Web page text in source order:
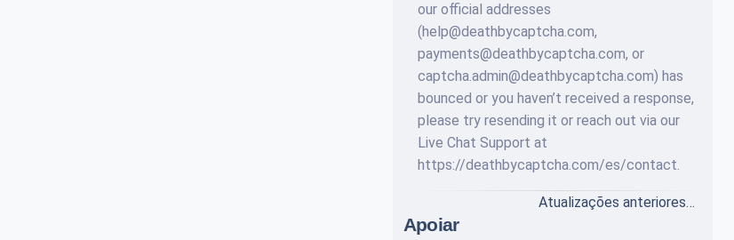
our official addresses
(help@deathbycaptcha.com,
payments@deathbycaptcha.com, or
captcha.admin@deathbycaptcha.com) has
bounced or you haven’t received a response,
please try resending it or reach out via our
Live Chat Support at
https://deathbycaptcha.com/es/contact.
Atualizações anteriores…
Apoiar